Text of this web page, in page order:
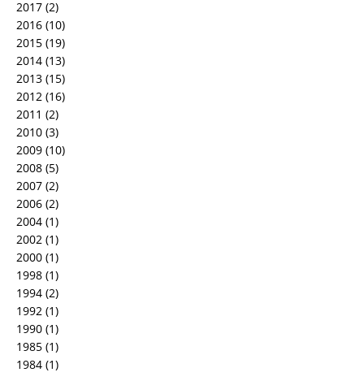
2017 (2)
2016 (10)
2015 (19)
2014 (13)
2013 (15)
2012 (16)
2011 (2)
2010 (3)
2009 (10)
2008 (5)
2007 (2)
2006 (2)
2004 (1)
2002 (1)
2000 (1)
1998 (1)
1994 (2)
1992 (1)
1990 (1)
1985 (1)
1984 (1)